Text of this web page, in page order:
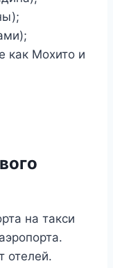
как Мохито и
на такси
отелей.